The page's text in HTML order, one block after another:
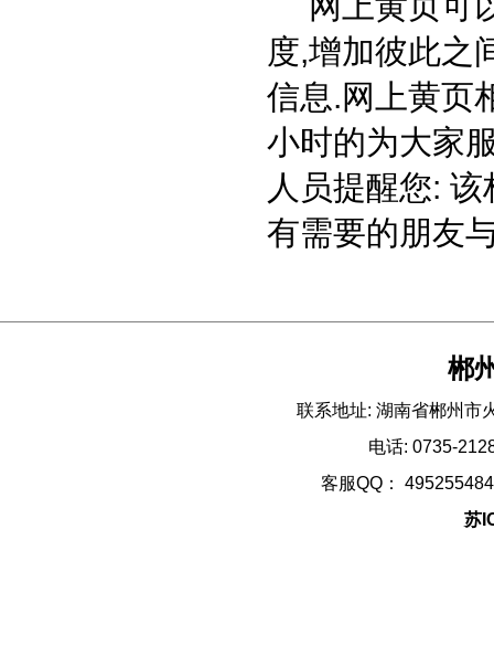
度,增加彼此之
信息.网上黄页
小时的为大家
人员提醒您:
有需要的朋友
郴
联系地址: 湖南省郴州市
电话: 0735-
客服QQ：
苏